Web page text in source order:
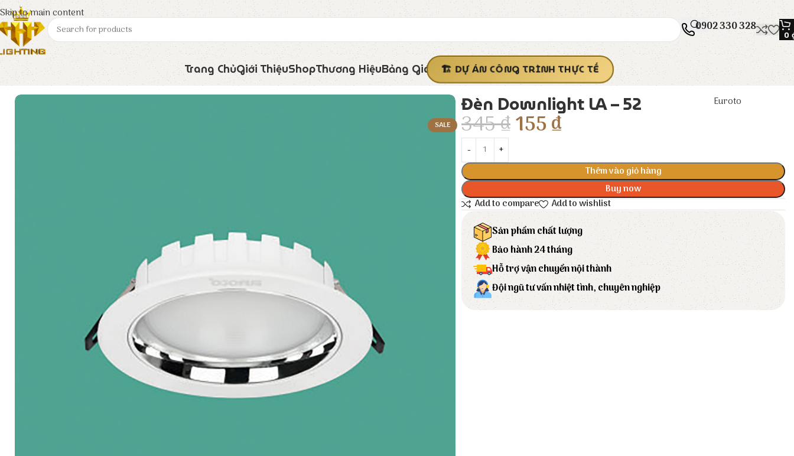
Skip to main content
0902 330 328
0
Trang ChủGiới ThiệuShopThương HiệuBảng Giá DỰ ÁN CÔNG TRÌNH THỰC TẾ
Trang chủ Euroto Đèn LED Đèn Downlight LA – 52
SALE
Đèn Downlight LA – 52 Euroto
345₫155₫
Thêm vào giỏ hàng
Buy now
Add to compare
Add to wishlist
Sản phẩm chất lượng
Bảo hành 24 tháng
Hỗ trợ vận chuyển nội thành
Đội ngũ tư vấn nhiệt tình, chuyên nghiệp